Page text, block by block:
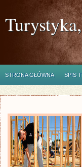
STRONA GŁÓWNA SPIS